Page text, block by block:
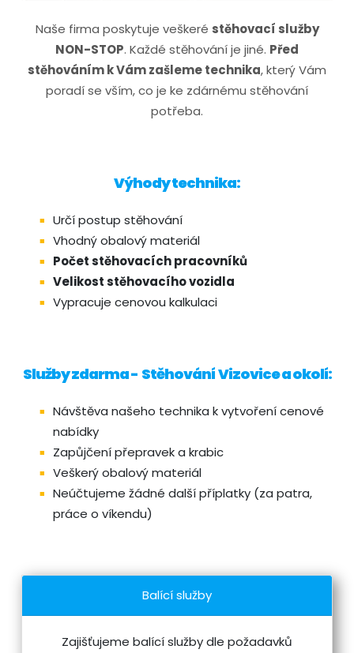
Naše firma poskytuje veškeré stěhovací služby
NON-STOP. Každé stěhování je jiné. Před
stěhováním k Vám zašleme technika, který Vám
poradí se vším, co je ke zdárnému stěhování
potřeba.
Výhody technika:
Určí postup stěhování
Vhodný obalový materiál
Počet stěhovacích pracovníků
Velikost stěhovacího vozidla
Vypracuje cenovou kalkulaci
Služby zdarma - Stěhování Vizovice a okolí:
Návštěva našeho technika k vytvoření cenové
nabídky
Zapůjčení přepravek a krabic
Veškerý obalový materiál
Neúčtujeme žádné další příplatky (za patra,
práce o víkendu)
Balící služby
Zajišťujeme balící služby dle požadavků